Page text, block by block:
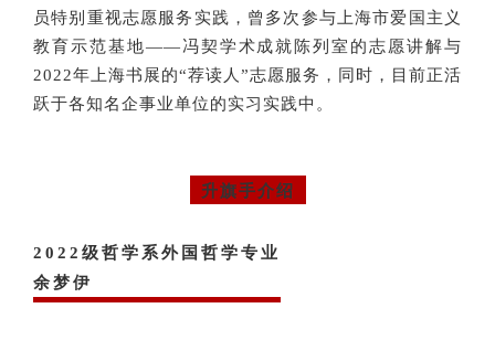
员特别重视志愿服务实践，曾多次参与上海市爱国主义
教育示范基地——冯契学术成就陈列室的志愿讲解与
2022年上海书展的“荐读人”志愿服务，同时，目前正活
跃于各知名企事业单位的实习实践中。
02
升旗手介绍
2022级哲学系外国哲学专业
余梦伊